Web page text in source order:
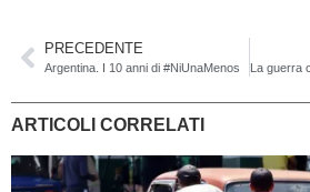
PRECEDENTE
Argentina. I 10 anni di #NiUnaMenos
ARTICOLI CORRELATI